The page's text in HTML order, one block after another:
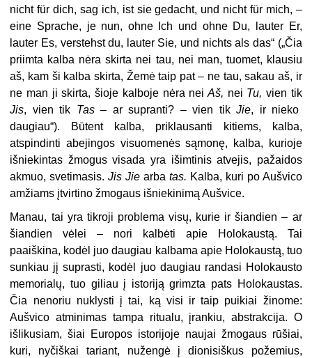
nicht für dich, sag ich, ist sie gedacht, und nicht für mich, –
eine Sprache, je nun, ohne Ich und ohne Du, lauter Er,
lauter Es, verstehst du, lauter Sie, und nichts als das“ („Čia
priimta kalba nėra skirta nei tau, nei man, tuomet, klausiu
aš, kam ši kalba skirta, Žemė taip pat – ne tau, sakau aš, ir
ne man ji skirta, šioje kalboje nėra nei Aš, nei Tu, vien tik
Jis, vien tik Tas – ar supranti? – vien tikJie, ir nieko
daugiau“). Būtent kalba, priklausanti kitiems, kalba,
atspindinti abejingos vi­suomenės sąmonę, kalba, kurioje
išniekintas žmogus visada yra išimtinis atve­jis, pažaidos
akmuo, svetimasis. Jis Jie arba tas. Kalba, kuri po Aušvico
amžiams įtvirtino žmogaus išniekinimą Aušvice.
Manau, tai yra tikroji problema visų, kurie ir šiandien – ar
šiandien vėlei – nori kalbėti apie Holokaustą. Tai
paaiškina, kodėl juo daugiau kalbama apie Holokaustą, tuo
sunkiau jį suprasti, kodėl juo daugiau randasi Holokausto
me­morialų, tuo giliau į istoriją grimzta pats Holokaustas.
Čia nenoriu nuklysti į tai, ką visi ir taip puikiai žinome:
Aušvico atminimas tampa ritualu, įrankiu, abs­trakcija. O
išlikusiam, šiai Europos istorijoje naujai žmogaus rūšiai,
kuri, nyčiškai tariant, nužengė į dionisiškus požemius,